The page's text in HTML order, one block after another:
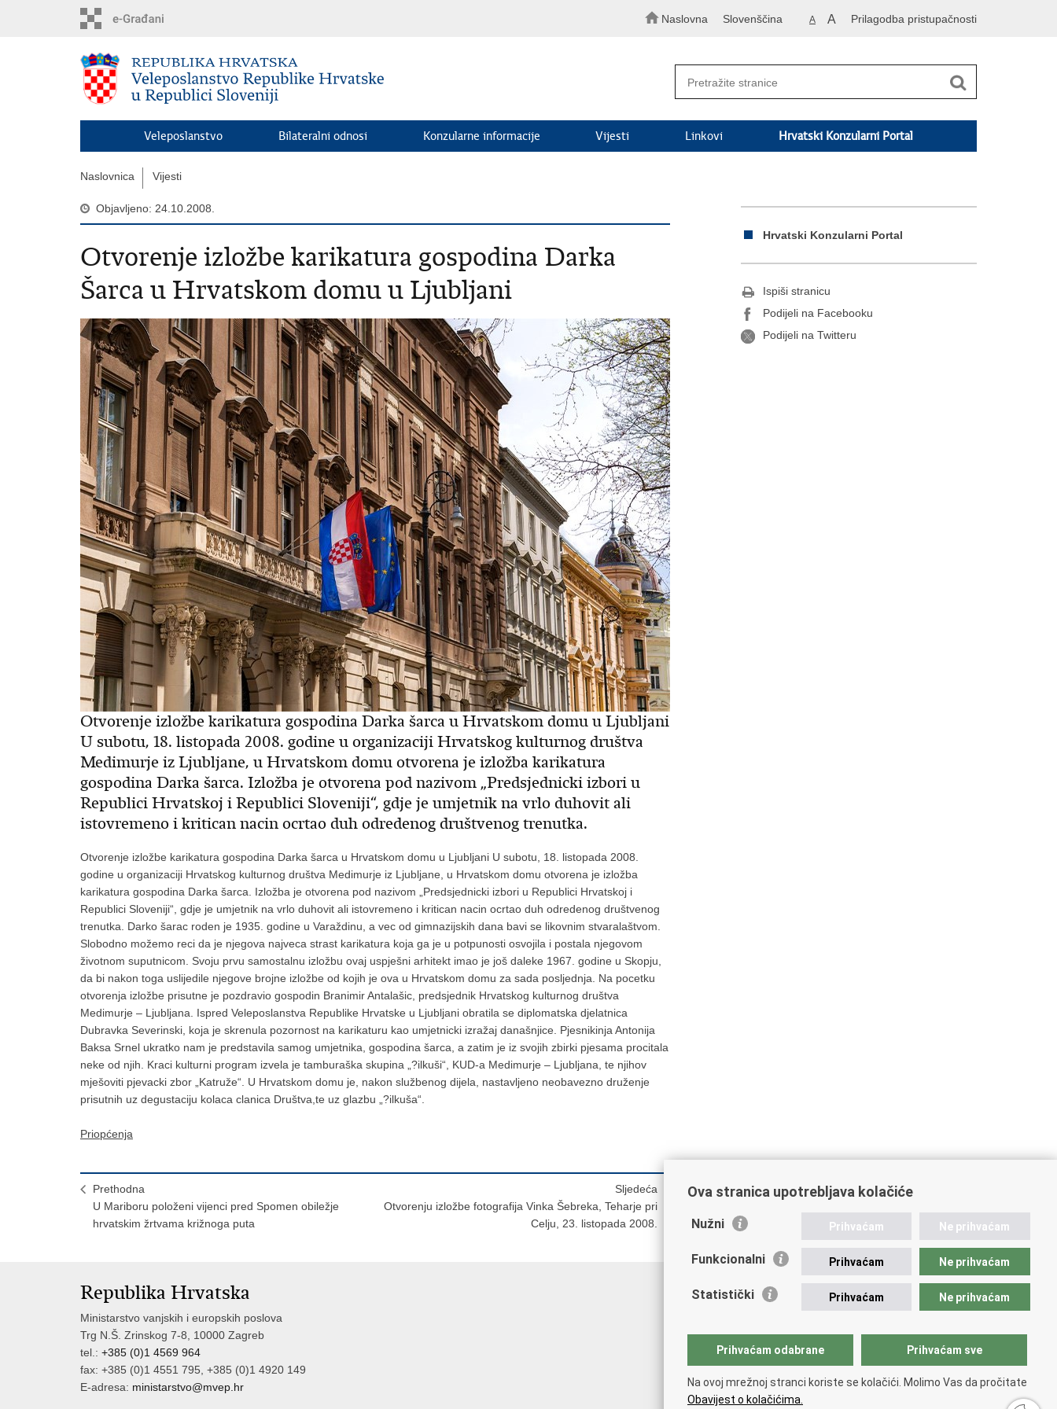
Naslovna Slovenščina A A Prilagodba pristupačnosti
Veleposlanstvo Bilateralni odnosi Konzularne informacije Vijesti Linkovi Hrvatski Konzularni Portal
Naslovnica Vijesti
Objavljeno: 24.10.2008.
Otvorenje izložbe karikatura gospodina Darka
Šarca u Hrvatskom domu u Ljubljani
Otvorenje izložbe karikatura gospodina Darka šarca u Hrvatskom domu u Ljubljani
U subotu, 18. listopada 2008. godine u organizaciji Hrvatskog kulturnog društva
Medimurje iz Ljubljane, u Hrvatskom domu otvorena je izložba karikatura
gospodina Darka šarca. Izložba je otvorena pod nazivom „Predsjednicki izbori u
Republici Hrvatskoj i Republici Sloveniji“, gdje je umjetnik na vrlo duhovit ali
istovremeno i kritican nacin ocrtao duh odredenog društvenog trenutka.
Otvorenje izložbe karikatura gospodina Darka šarca u Hrvatskom domu u Ljubljani U subotu, 18. listopada 2008.
godine u organizaciji Hrvatskog kulturnog društva Medimurje iz Ljubljane, u Hrvatskom domu otvorena je izložba
karikatura gospodina Darka šarca. Izložba je otvorena pod nazivom „Predsjednicki izbori u Republici Hrvatskoj i
Republici Sloveniji“, gdje je umjetnik na vrlo duhovit ali istovremeno i kritican nacin ocrtao duh odredenog društvenog
trenutka. Darko šarac roden je 1935. godine u Varaždinu, a vec od gimnazijskih dana bavi se likovnim stvaralaštvom.
Slobodno možemo reci da je njegova najveca strast karikatura koja ga je u potpunosti osvojila i postala njegovom
životnom suputnicom. Svoju prvu samostalnu izložbu ovaj uspješni arhitekt imao je još daleke 1967. godine u Skopju,
da bi nakon toga uslijedile njegove brojne izložbe od kojih je ova u Hrvatskom domu za sada posljednja. Na pocetku
otvorenja izložbe prisutne je pozdravio gospodin Branimir Antalašic, predsjednik Hrvatskog kulturnog društva
Medimurje – Ljubljana. Ispred Veleposlanstva Republike Hrvatske u Ljubljani obratila se diplomatska djelatnica
Dubravka Severinski, koja je skrenula pozornost na karikaturu kao umjetnicki izražaj današnjice. Pjesnikinja Antonija
Baksa Srnel ukratko nam je predstavila samog umjetnika, gospodina šarca, a zatim je iz svojih zbirki pjesama procitala
neke od njih. Kraci kulturni program izvela je tamburaška skupina „?ilkuši“, KUD-a Medimurje – Ljubljana, te njihov
mješoviti pjevacki zbor „Katruže“. U Hrvatskom domu je, nakon službenog dijela, nastavljeno neobavezno druženje
prisutnih uz degustaciju kolaca clanica Društva,te uz glazbu „?ilkuša“.
Priopćenja
Prethodna
U Mariboru položeni vijenci pred Spomen obiležje
hrvatskim žrtvama križnoga puta
Sljedeća
Otvorenju izložbe fotografija Vinka Šebreka, Teharje pri
Celju, 23. listopada 2008.
Hrvatski Konzularni Portal
Ispiši stranicu
Podijeli na Facebooku
Podijeli na Twitteru
Republika Hrvatska
Ministarstvo vanjskih i europskih poslova
Trg N.Š. Zrinskog 7-8, 10000 Zagreb
tel.: +385 (0)1 4569 964
fax: +385 (0)1 4551 795, +385 (0)1 4920 149
E-adresa: ministarstvo@mvep.hr
Ova stranica upotrebljava kolačiće
Nužni Prihvaćam Ne prihvaćam
Funkcionalni Prihvaćam Ne prihvaćam
Statistički Prihvaćam Ne prihvaćam
Prihvaćam odabrane Prihvaćam sve
Na ovoj mrežnoj stranci koriste se kolačići. Molimo Vas da pročitate
Obavijest o kolačićima.